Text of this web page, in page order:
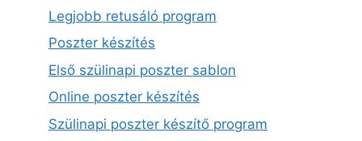
Legjobb retusáló program
Poszter készítés
Első szülinapi poszter sablon
Online poszter készítés
Szülinapi poszter készítő program